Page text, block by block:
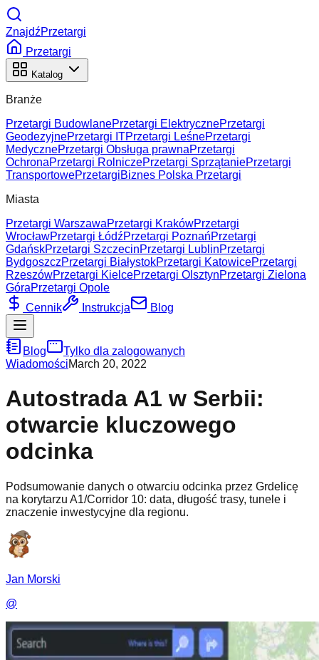
ZnajdźPrzetargi
Przetargi
Katalog
Branże
Przetargi BudowlanePrzetargi ElektrycznePrzetargi
GeodezyjnePrzetargi ITPrzetargi LeśnePrzetargi
MedycznePrzetargi Obsługa prawnaPrzetargi
OchronaPrzetargi RolniczePrzetargi SprzątaniePrzetargi
TransportowePrzetargiBiznes Polska Przetargi
Miasta
Przetargi WarszawaPrzetargi KrakówPrzetargi
WrocławPrzetargi ŁódźPrzetargi PoznańPrzetargi
GdańskPrzetargi SzczecinPrzetargi LublinPrzetargi
BydgoszczPrzetargi BiałystokPrzetargi KatowicePrzetargi
RzeszówPrzetargi KielcePrzetargi OlsztynPrzetargi Zielona
GóraPrzetargi Opole
Cennik
Instrukcja Blog
Blog
Tylko dla zalogowanych
WiadomościMarch 20, 2022
Autostrada A1 w Serbii:
otwarcie kluczowego
odcinka
Podsumowanie danych o otwarciu odcinka przez Grdelicę
na korytarzu A1/Corridor 10: data, długość trasy, tunele i
znaczenie inwestycyjne dla regionu.
Jan Morski
@